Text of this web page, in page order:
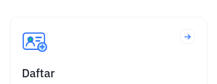
Daftar